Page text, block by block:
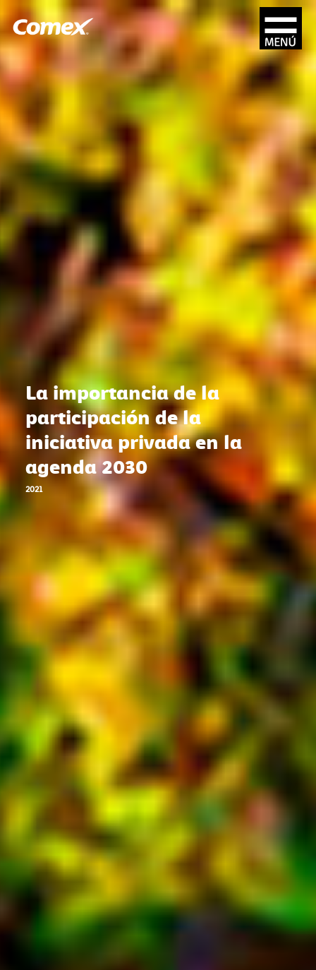
La importancia de la
participación de la
iniciativa privada en la
agenda 2030
2021